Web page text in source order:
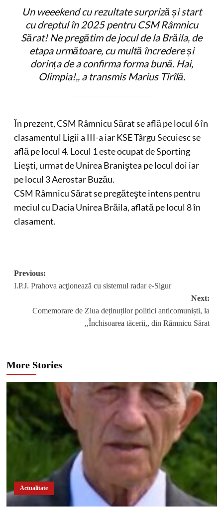
Un weeekend cu rezultate surpriză și start
cu dreptul în 2025 pentru CSM Râmnicu
Sărat! Ne pregătim de jocul de la Brăila, de
etapa următoare, cu multă încredere și
dorința de a confirma forma bună. Hai,
Olimpia!,,a transmis Marius Tîrîlă.
În prezent, CSM Râmnicu Sărat se află pe locul 6 în
clasamentul Ligii a III-a iar KSE Târgu Secuiesc se
află pe locul 4. Locul 1 este ocupat de Sporting
Lieşti, urmat de Unirea Braniştea pe locul doi iar
pe locul 3 Aerostar Buzău.
CSM Râmnicu Sărat se pregăteşte intens pentru
meciul cu Dacia Unirea Brăila, aflată pe locul 8 în
clasament.
Post
navigation
Previous:
I.P.J. Prahova acţionează cu sistemul radar e-Sigur
Next:
Comemorare de Ziua deținuților politici anticomuniști, la
,,Închisoarea tăcerii,, din Râmnicu Sărat
More Stories
Actualitate